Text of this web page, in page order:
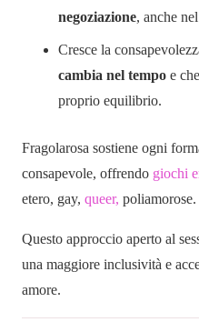
negoziazione, anche
Cresce la
cambia nel tempo e
proprio equilibrio.
Fragolarosa sostiene ogni
consapevole, offrendo giochi
etero, gay, queer, poliamorose.
Questo approccio aperto al
una maggiore inclusività e
amore.